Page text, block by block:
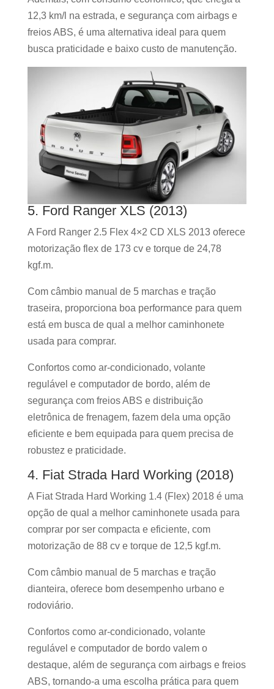
12,3 km/l na estrada, e segurança com airbags e
freios ABS, é uma alternativa ideal para quem
busca praticidade e baixo custo de manutenção.
5. Ford Ranger XLS (2013)
A Ford Ranger 2.5 Flex 4×2 CD XLS 2013 oferece
motorização flex de 173 cv e torque de 24,78
kgf.m.
Com câmbio manual de 5 marchas e tração
traseira, proporciona boa performance para quem
está em busca de qual a melhor caminhonete
usada para comprar.
Confortos como ar-condicionado, volante
regulável e computador de bordo, além de
segurança com freios ABS e distribuição
eletrônica de frenagem, fazem dela uma opção
eficiente e bem equipada para quem precisa de
robustez e praticidade.
4. Fiat Strada Hard Working (2018)
A Fiat Strada Hard Working 1.4 (Flex) 2018 é uma
opção de qual a melhor caminhonete usada para
comprar por ser compacta e eficiente, com
motorização de 88 cv e torque de 12,5 kgf.m.
Com câmbio manual de 5 marchas e tração
dianteira, oferece bom desempenho urbano e
rodoviário.
Confortos como ar-condicionado, volante
regulável e computador de bordo valem o
destaque, além de segurança com airbags e freios
ABS, tornando-a uma escolha prática para quem